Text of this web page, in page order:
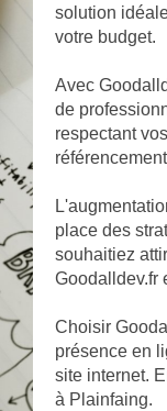
solution
votre budget.
Avec
de
respectant
place des
souhaitiez
Goodalldev.fr
Choisir
présence en
site internet.
à Plainfaing.